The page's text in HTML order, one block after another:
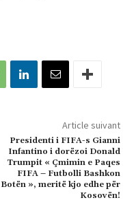
Article suivant
Presidenti i FIFA-s Gianni
Infantino i dorëzoi Donald
Trumpit « Çmimin e Paqes
FIFA – Futbolli Bashkon
Botën », meritë kjo edhe për
Kosovën!